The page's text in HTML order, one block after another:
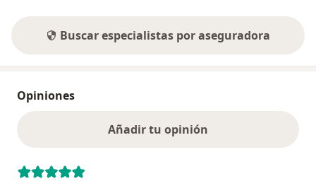
Buscar especialistas por aseguradora
Opiniones
Añadir tu opinión